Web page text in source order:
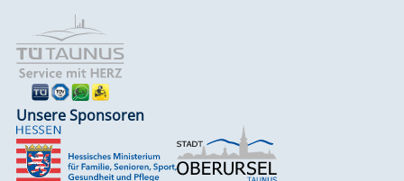
Unsere Sponsoren